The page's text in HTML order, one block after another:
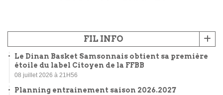
FIL INFO
Le Dinan Basket Samsonnais obtient sa première
étoile du label Citoyen de la FFBB
08 juillet 2026 à 21H56
Planning entrainement saison 2026.2027